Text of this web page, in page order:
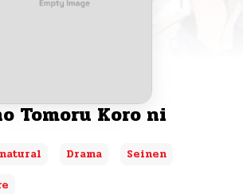
Tomoru Koro ni
Drama
Seinen